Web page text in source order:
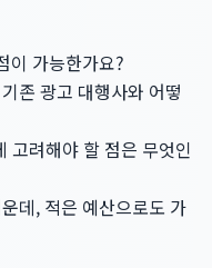
이 가능한가요?
존 광고 대행사와 어떻
고려해야 할 점은 무엇인
데, 적은 예산으로도 가